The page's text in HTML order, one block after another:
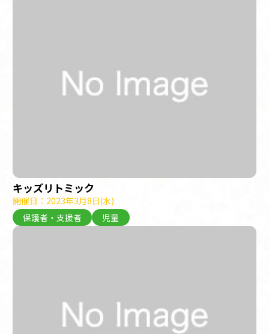
キッズリトミック
開催日：2023年3月8日(水)
保護者・支援者
児童